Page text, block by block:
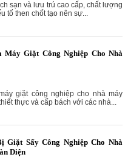
sạn và lưu trú cao cấp, chất lượng
tố then chốt tạo nên sự...
Máy Giặt Công Nghiệp Cho Nhà
giặt công nghiệp cho nhà máy
thực và cấp bách với các nhà...
Giặt Sấy Công Nghiệp Cho Nhà
Diện